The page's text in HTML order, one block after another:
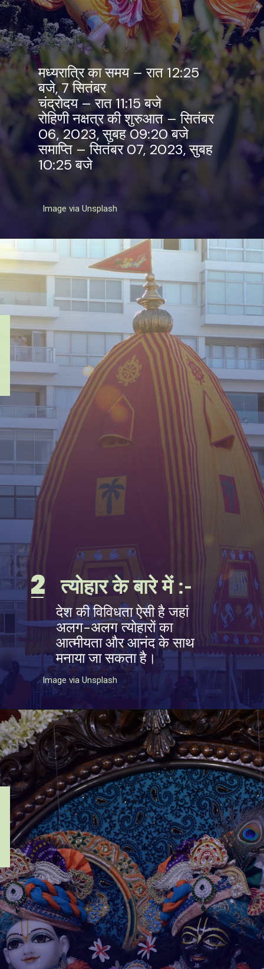
Image via Unsplash
मध्यरात्रि का समय – रात 12:25
बजे, 7 सितंबर
चंद्रोदय – रात 11:15 बजे
रोहिणी नक्षत्र की शुरुआत – सितंबर
06, 2023, सुबह 09:20 बजे
समाप्ति – सितंबर 07, 2023, सुबह
10:25 बजे
Image via Unsplash
देश की विविधता ऐसी है जहां
अलग-अलग त्योहारों का
आत्मीयता और आनंद के साथ
मनाया जा सकता है।
2 त्योहार के बारे में:-